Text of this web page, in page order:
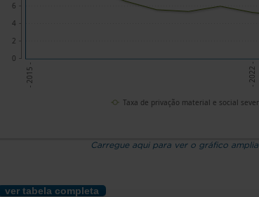
- 2015 - - 2022 -
0
2
4
6
Taxa de privação material e social
Carregue aqui para ver o gráfico
ver tabela completa